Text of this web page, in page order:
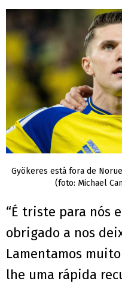
Gyökeres está fora de
(foto: Michael
“É triste para nós
obrigado a nos
Lamentamos
lhe uma rápida